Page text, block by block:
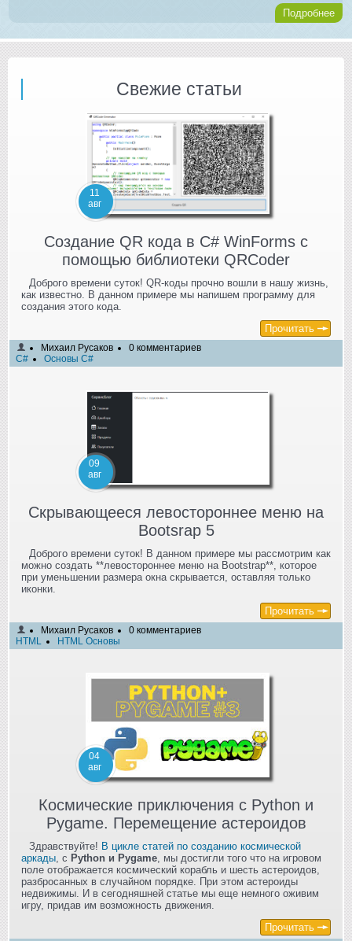
Подробнее
Свежие статьи
11
авг
Создание QR кода в C# WinForms с
помощью библиотеки QRCoder
Доброго времени суток! QR-коды прочно вошли в нашу жизнь,
как известно. В данном примере мы напишем программу для
создания этого кода.
Прочитать
Михаил Русаков
0 комментариев
C#
Основы C#
09
авг
Скрывающееся левостороннее меню на
Bootsrap 5
Доброго времени суток! В данном примере мы рассмотрим как
можно создать **левостороннее меню на Bootstrap**, которое
при уменьшении размера окна скрывается, оставляя только
иконки.
Прочитать
Михаил Русаков
0 комментариев
HTML
HTML Основы
04
авг
Космические приключения с Python и
Pygame. Перемещение астероидов
Здравствуйте! В цикле статей по созданию космической
аркады, с Python и Pygame, мы достигли того что на игровом
поле отображается космический корабль и шесть астероидов,
разбросанных в случайном порядке. При этом астероиды
недвижимы. И в сегодняшней статье мы еще немного оживим
игру, придав им возможность движения.
Прочитать